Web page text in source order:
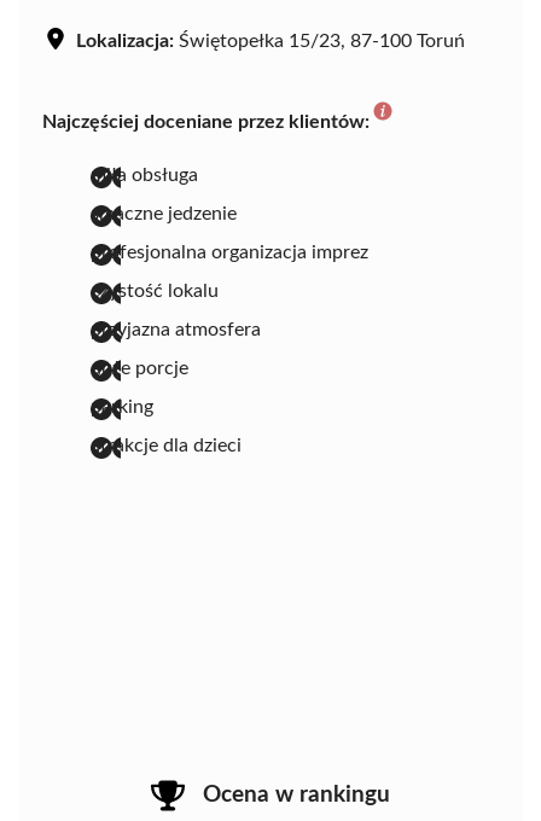
Lokalizacja: Świętopełka 15/23, 87-100 Toruń
Najczęściej doceniane przez klientów:
miła obsługa
smaczne jedzenie
profesjonalna organizacja imprez
czystość lokalu
przyjazna atmosfera
duże porcje
parking
atrakcje dla dzieci
Ocena w rankingu